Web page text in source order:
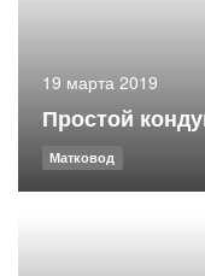
19 марта 2019
Простой
Матковод